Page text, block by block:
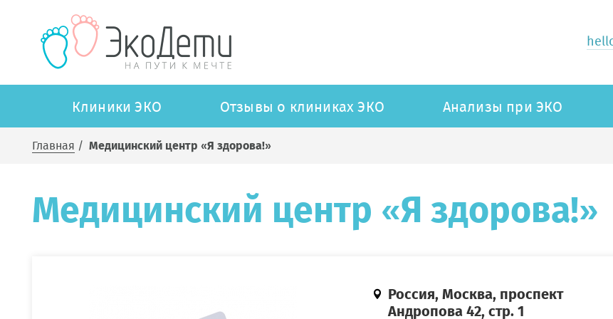
Клиники ЭКО Отзывы о клиниках ЭКО Анализы при ЭКО
Главная / Медицинский центр «Я здорова!»
Медицинский центр «Я здорова!»
Россия, Москва, проспект
Андропова 42, стр. 1